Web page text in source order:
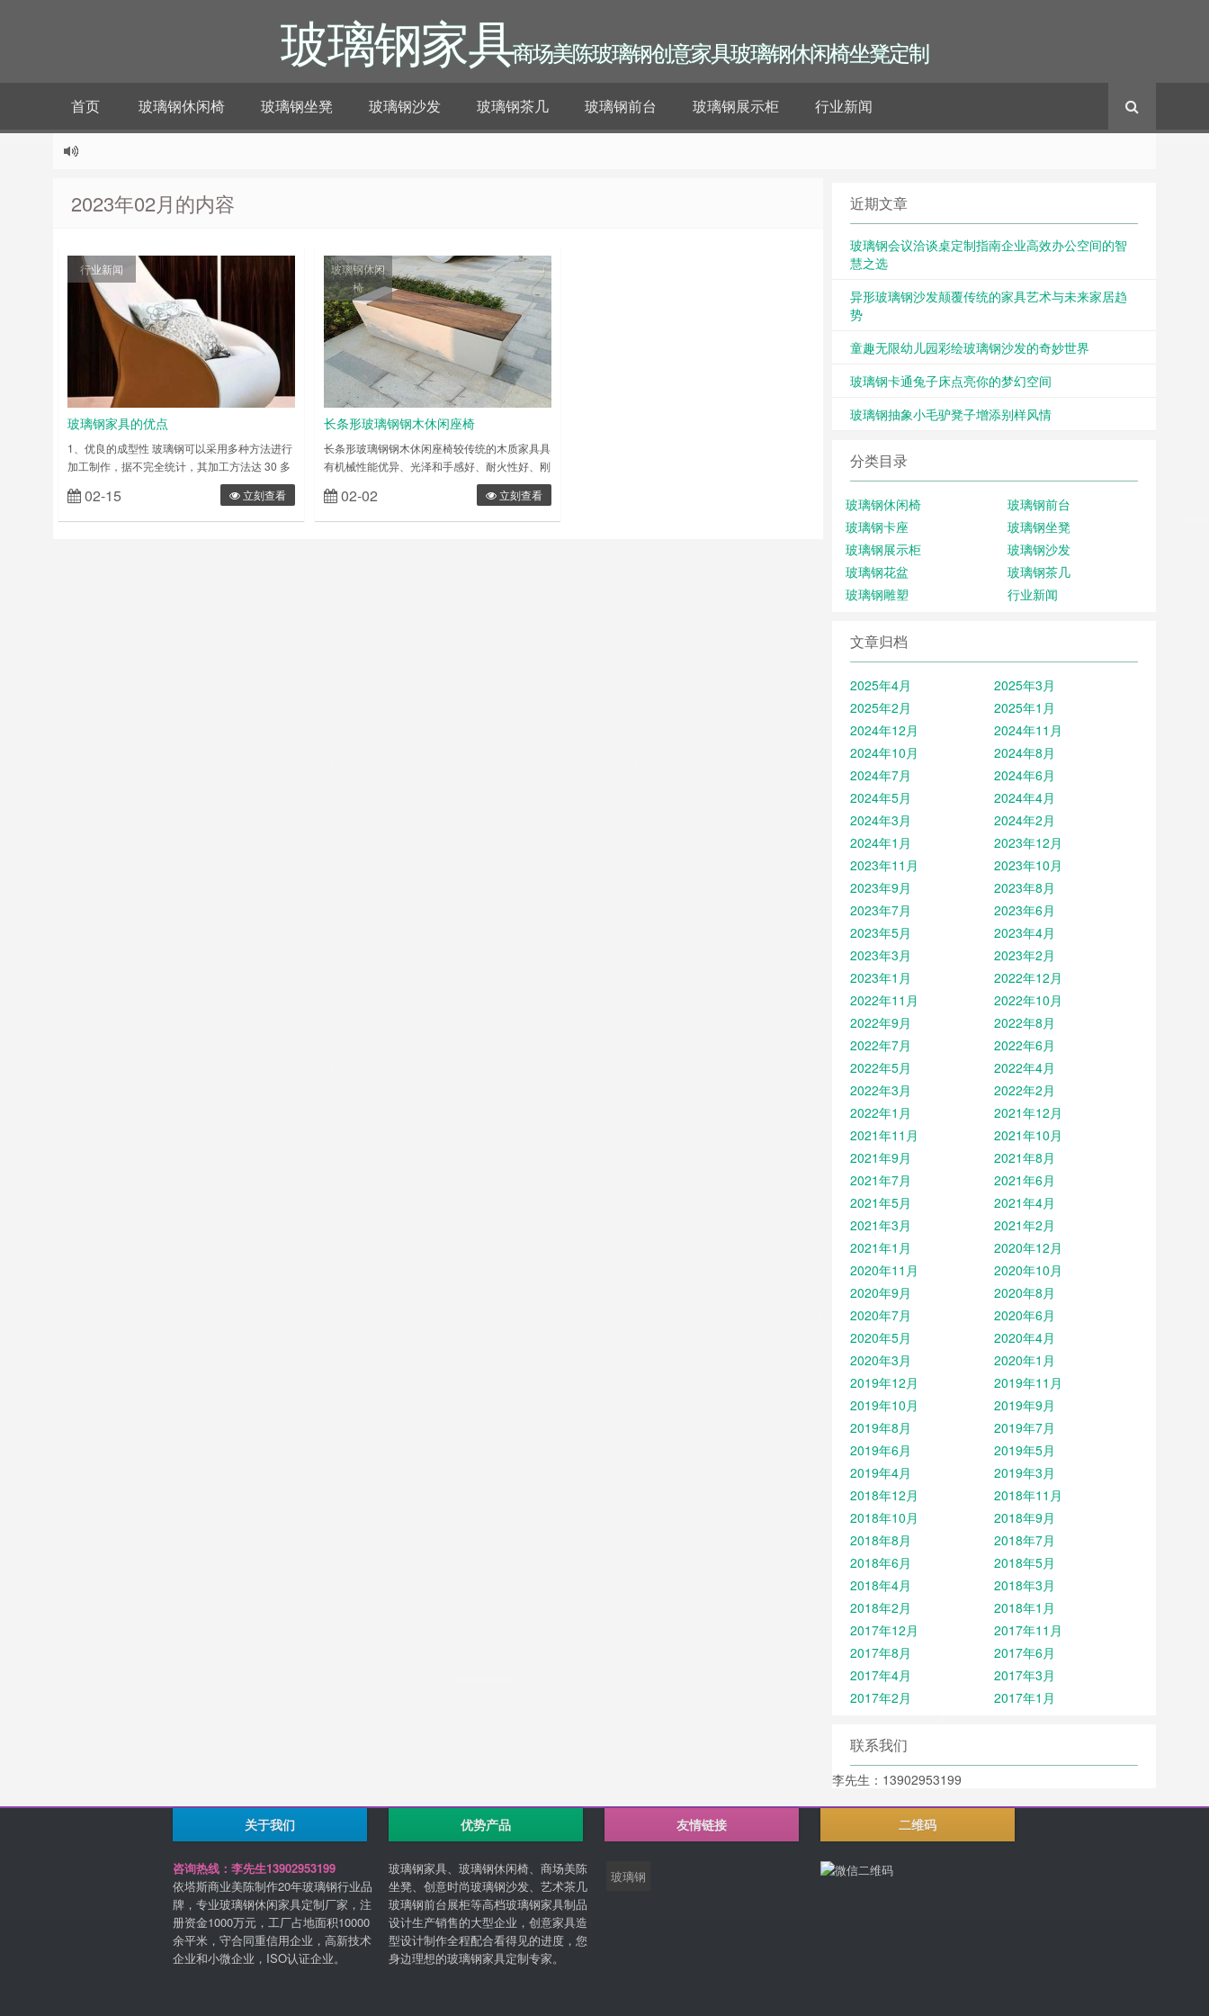
玻璃钢家具商场美陈玻璃钢创意家具玻璃钢休闲椅坐凳定制
首页 玻璃钢休闲椅 玻璃钢坐凳 玻璃钢沙发 玻璃钢茶几 玻璃钢前台 玻璃钢展示柜 行业新闻
2023年02月的内容
行业新闻
玻璃钢家具的优点
1、优良的成型性 玻璃钢可以采用多种方法进行
加工制作，据不完全统计，其加工方法达 30 多
种。 既可以手工制作，也可以机械成型加工。
并且通常可以在制作过程中 一次性成型 ，这是
区别于金属材料的另一个显著的特点。 避免了
02-15 立刻查看
玻璃钢休闲
椅
长条形玻璃钢钢木休闲座椅
长条形玻璃钢钢木休闲座椅较传统的木质家具具
有机械性能优异、光泽和手感好、耐火性好、刚
度大、寿命长、耐腐蚀、耐湿热、不怕烫、防霉
菌、耐水、防火等优点，特别是不含有人造板家
具对人体有害的甲醛等挥发物质，产品质量符合
02-02 立刻查看
近期文章
玻璃钢会议洽谈桌定制指南企业高效办公空间的智
慧之选
异形玻璃钢沙发颠覆传统的家具艺术与未来家居趋
势
童趣无限幼儿园彩绘玻璃钢沙发的奇妙世界
玻璃钢卡通兔子床点亮你的梦幻空间
玻璃钢抽象小毛驴凳子增添别样风情
分类目录
玻璃钢休闲椅
玻璃钢前台
玻璃钢卡座
玻璃钢坐凳
玻璃钢展示柜
玻璃钢沙发
玻璃钢花盆
玻璃钢茶几
玻璃钢雕塑
行业新闻
文章归档
2025年4月
2025年3月
2025年2月
2025年1月
2024年12月
2024年11月
2024年10月
2024年8月
2024年7月
2024年6月
2024年5月
2024年4月
2024年3月
2024年2月
2024年1月
2023年12月
2023年11月
2023年10月
2023年9月
2023年8月
2023年7月
2023年6月
2023年5月
2023年4月
2023年3月
2023年2月
2023年1月
2022年12月
2022年11月
2022年10月
2022年9月
2022年8月
2022年7月
2022年6月
2022年5月
2022年4月
2022年3月
2022年2月
2022年1月
2021年12月
2021年11月
2021年10月
2021年9月
2021年8月
2021年7月
2021年6月
2021年5月
2021年4月
2021年3月
2021年2月
2021年1月
2020年12月
2020年11月
2020年10月
2020年9月
2020年8月
2020年7月
2020年6月
2020年5月
2020年4月
2020年3月
2020年1月
2019年12月
2019年11月
2019年10月
2019年9月
2019年8月
2019年7月
2019年6月
2019年5月
2019年4月
2019年3月
2018年12月
2018年11月
2018年10月
2018年9月
2018年8月
2018年7月
2018年6月
2018年5月
2018年4月
2018年3月
2018年2月
2018年1月
2017年12月
2017年11月
2017年8月
2017年6月
2017年4月
2017年3月
2017年2月
2017年1月
联系我们
李先生：13902953199
关于我们
咨询热线：李先生13902953199
依塔斯商业美陈制作20年玻璃钢行业品
牌，专业玻璃钢休闲家具定制厂家，注
册资金1000万元，工厂占地面积10000
余平米，守合同重信用企业，高新技术
企业和小微企业，ISO认证企业。
优势产品
玻璃钢家具、玻璃钢休闲椅、商场美陈
坐凳、创意时尚玻璃钢沙发、艺术茶几
玻璃钢前台展柜等高档玻璃钢家具制品
设计生产销售的大型企业，创意家具造
型设计制作全程配合看得见的进度，您
身边理想的玻璃钢家具定制专家。
友情链接
玻璃钢
二维码